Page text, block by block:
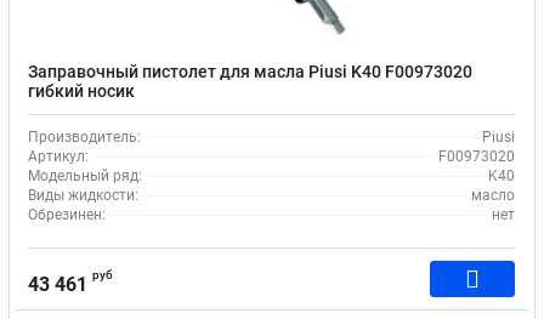
Заправочный пистолет для масла Piusi K40 F00973020
гибкий носик
Производитель:
Piusi
Артикул:
F00973020
Модельный ряд:
K40
Виды жидкости:
масло
Обрезинен:
нет
43 461 руб